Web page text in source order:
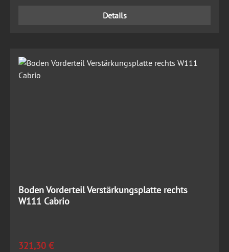
Details
Boden Vorderteil Verstärkungsplatte rechts
W111 Cabrio
Regulärer Preis:
321,30 €